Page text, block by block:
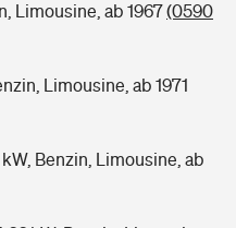
Limousine, ab 1967(0590
Limousine, ab 1971
Benzin, Limousine, ab